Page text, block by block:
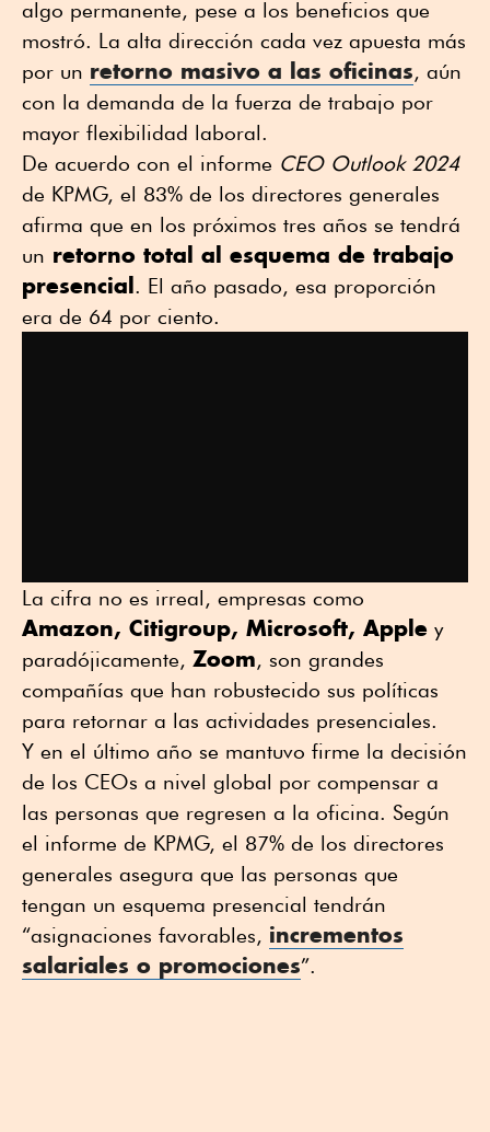
algo permanente, pese a los beneficios que
mostró. La alta dirección cada vez apuesta más
por un retorno masivo a las oficinas, aún
con la demanda de la fuerza de trabajo por
mayor flexibilidad laboral.
De acuerdo con el informe CEO Outlook 2024
de KPMG, el 83% de los directores generales
afirma que en los próximos tres años se tendrá
un retorno total al esquema de trabajo
presencial. El año pasado, esa proporción
era de 64 por ciento.
La cifra no es irreal, empresas como
Amazon, Citigroup, Microsoft, Apple y
paradójicamente, Zoom, son grandes
compañías que han robustecido sus políticas
para retornar a las actividades presenciales.
Y en el último año se mantuvo firme la decisión
de los CEOs a nivel global por compensar a
las personas que regresen a la oficina. Según
el informe de KPMG, el 87% de los directores
generales asegura que las personas que
tengan un esquema presencial tendrán
“asignaciones favorables, incrementos
salariales o promociones”.